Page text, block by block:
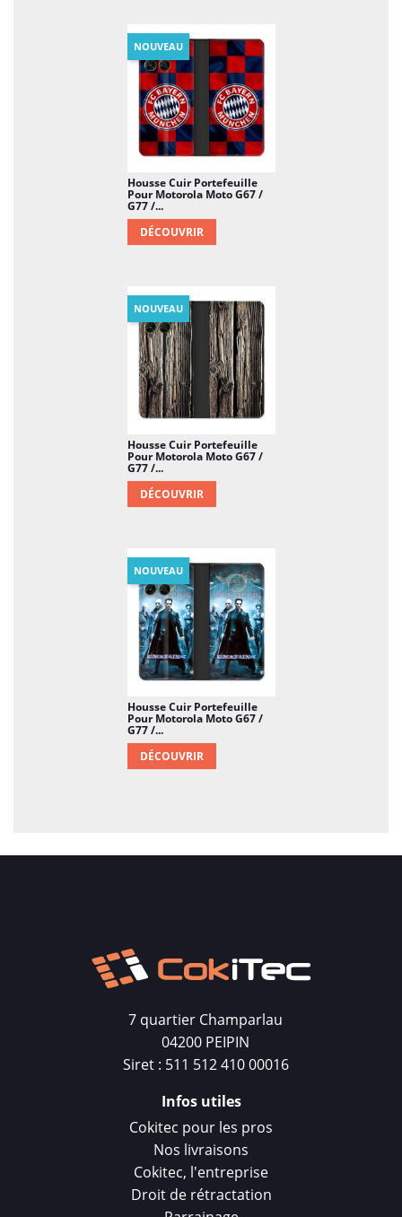
Housse Cuir Portefeuille
Pour Motorola Moto G67 /
G77 /...
DÉCOUVRIR
NOUVEAU
Housse Cuir Portefeuille
Pour Motorola Moto G67 /
G77 /...
DÉCOUVRIR
NOUVEAU
Housse Cuir Portefeuille
Pour Motorola Moto G67 /
G77 /...
DÉCOUVRIR
NOUVEAU
7 quartier Champarlau
04200 PEIPIN
Siret : 511 512 410 00016
Infos utiles
Cokitec pour les pros
Nos livraisons
Cokitec, l'entreprise
Droit de rétractation